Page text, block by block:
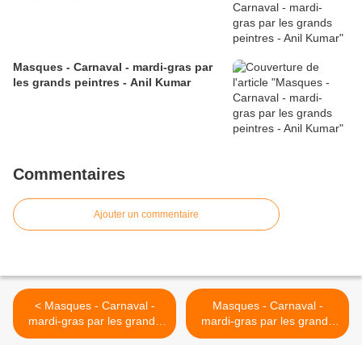
Masques - Carnaval - mardi-gras par
les grands peintres - Anil Kumar
Commentaires
Ajouter un commentaire
< Masques - Carnaval -
mardi-gras par les grands
peintres - Irina
Masques - Carnaval -
mardi-gras par les grands
peintres - Irina